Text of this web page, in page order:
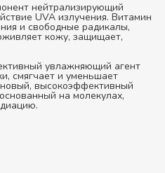
нейтрализирующий
UVA излучения. Витамин
и свободные радикалы,
кожу, защищает,
увлажняющий агент
смягчает и уменьшает
высокоэффективный
на молекулах,